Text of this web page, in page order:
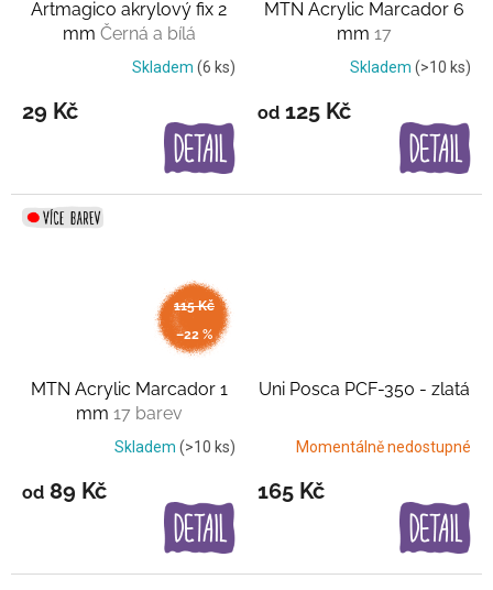
Artmagico akrylový fix 2
mm Černá a bílá
Skladem (6 ks)
29 Kč
MTN Acrylic Marcador 6
mm 17
Skladem (>10 ks)
od 125 Kč
115 Kč
–22 %
MTN Acrylic Marcador 1
mm 17 barev
Skladem (>10 ks)
od 89 Kč
Uni Posca PCF-350 - zlatá
Momentálně nedostupné
165 Kč